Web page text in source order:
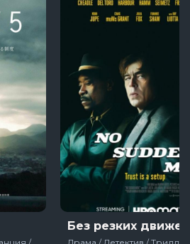
Без резких